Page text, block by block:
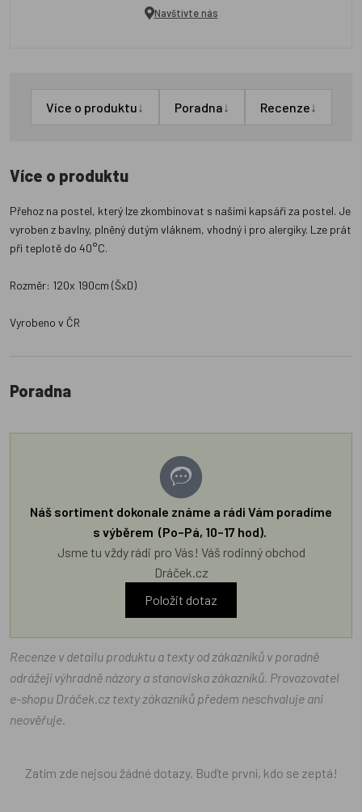
Navštivte nás
Více o produktu↓ Poradna↓ Recenze↓
Více o produktu
Přehoz na postel, který lze zkombinovat s našimi kapsáři za postel. Je
vyroben z bavlny, plněný dutým vláknem, vhodný i pro alergiky. Lze prát
při teplotě do 40°C.
Rozměr: 120x 190cm (ŠxD)
Vyrobeno v ČR
Poradna
Náš sortiment dokonale známe a rádi Vám poradíme
s výběrem (Po–Pá, 10–17 hod).
Jsme tu vždy rádi pro Vás! Váš rodinný obchod
Dráček.cz
Položit dotaz
Recenze v detailu produktu a texty od zákazníků v poradně
odrážejí výhradně názory a stanoviska zákazníků. Provozovatel
e-shopu Dráček.cz texty zákazníků předem neschvaluje ani
neověřuje.
Zatím zde nejsou žádné dotazy. Buďte první, kdo se zeptá!